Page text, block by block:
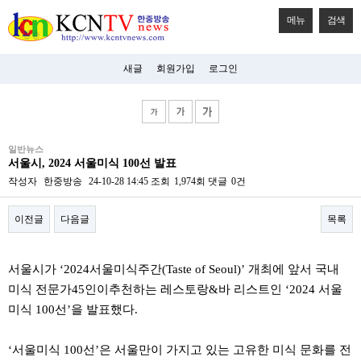
메뉴 검색
새글 회원가입 로그인
아
탑-
시
리
구
프
진
기
일반뉴스
서울시, 2024 서울미식 100선 발표
작성자 한중방송 24-10-28 14:45 조회 1,974회 댓글 0건
이전글 다음글 목록
서울시가 ‘2024서울미식주간(Taste of Seoul)’ 개최에 앞서 국내
미식 전문가45인이추천하는 레스토랑&바 리스트인 ‘2024 서울
미식 100선’을 발표했다.
‘서울미식 100선’은 서울만이 가지고 있는 고유한 미식 문화를 전